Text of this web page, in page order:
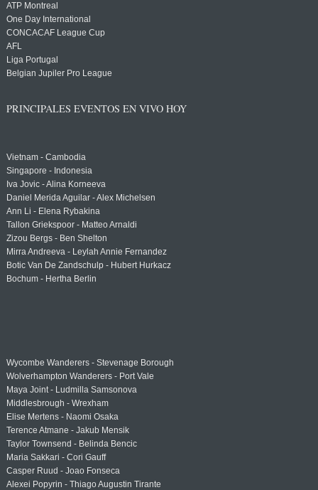
ATP Montreal
One Day International
CONCACAF League Cup
AFL
Liga Portugal
Belgian Jupiler Pro League
PRINCIPALES EVENTOS EN VIVO HOY
Vietnam - Cambodia
Singapore - Indonesia
Iva Jovic - Alina Korneeva
Daniel Merida Aguilar - Alex Michelsen
Ann Li - Elena Rybakina
Tallon Griekspoor - Matteo Arnaldi
Zizou Bergs - Ben Shelton
Mirra Andreeva - Leylah Annie Fernandez
Botic Van De Zandschulp - Hubert Hurkacz
Bochum - Hertha Berlin
Wycombe Wanderers - Stevenage Borough
Wolverhampton Wanderers - Port Vale
Maya Joint - Ludmilla Samsonova
Middlesbrough - Wrexham
Elise Mertens - Naomi Osaka
Terence Atmane - Jakub Mensik
Taylor Townsend - Belinda Bencic
Maria Sakkari - Cori Gauff
Casper Ruud - Joao Fonseca
Alexei Popyrin - Thiago Augustin Tirante